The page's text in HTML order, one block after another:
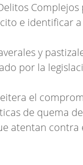
e identificar
y
por la
el
de quema
atentan